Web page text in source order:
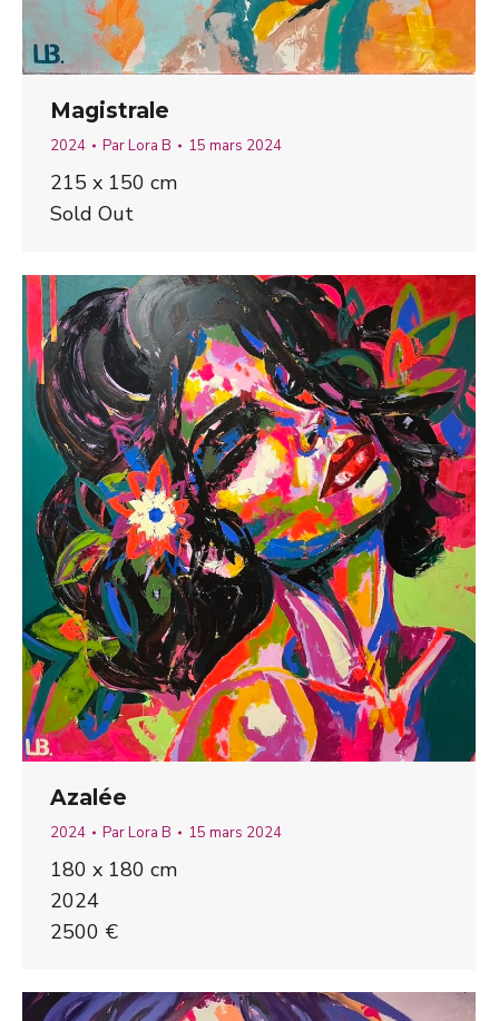
Magistrale
2024 ParLora B 15 mars 2024
215 x 150 cm
Sold Out
Azalée
2024 ParLora B 15 mars 2024
180 x 180 cm
2024
2500 €